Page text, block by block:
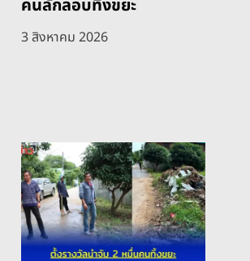
คนลักลอบทิ้งขยะ
3 สิงหาคม 2026